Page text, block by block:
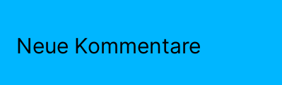
Neue Kommentare